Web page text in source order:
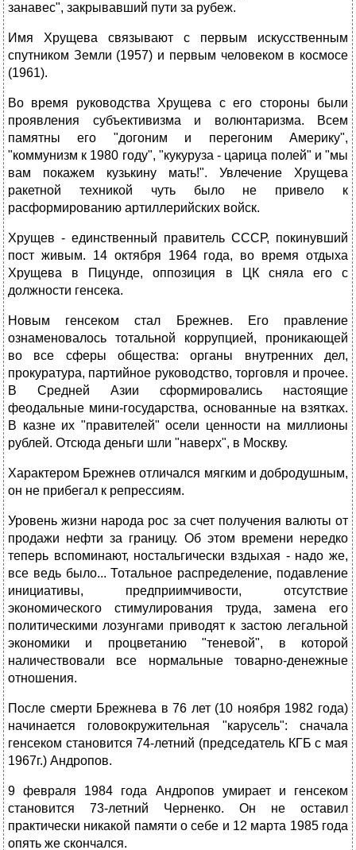
занавес", закрывавший пути за рубеж.
Имя Хрущева связывают с первым искусственным
спутником Земли (1957) и первым человеком в космосе
(1961).
Во время руководства Хрущева с его стороны были
проявления субъективизма и волюнтаризма. Всем
памятны его "догоним и перегоним Америку",
"коммунизм к 1980 году", "кукуруза - царица полей" и "мы
вам покажем кузькину мать!". Увлечение Хрущева
ракетной техникой чуть было не привело к
расформированию артиллерийских войск.
Хрущев - единственный правитель СССР, покинувший
пост живым. 14 октября 1964 года, во время отдыха
Хрущева в Пицунде, оппозиция в ЦК сняла его с
должности генсека.
Новым генсеком стал Брежнев. Его правление
ознаменовалось тотальной коррупцией, проникающей
во все сферы общества: органы внутренних дел,
прокуратура, партийное руководство, торговля и прочее.
В Средней Азии сформировались настоящие
феодальные мини-государства, основанные на взятках.
В казне их "правителей" осели ценности на миллионы
рублей. Отсюда деньги шли "наверх", в Москву.
Характером Брежнев отличался мягким и добродушным,
он не прибегал к репрессиям.
Уровень жизни народа рос за счет получения валюты от
продажи нефти за границу. Об этом времени нередко
теперь вспоминают, ностальгически вздыхая - надо же,
все ведь было... Тотальное распределение, подавление
инициативы, предприимчивости, отсутствие
экономического стимулирования труда, замена его
политическими лозунгами приводят к застою легальной
экономики и процветанию "теневой", в которой
наличествовали все нормальные товарно-денежные
отношения.
После смерти Брежнева в 76 лет (10 ноября 1982 года)
начинается головокружительная "карусель": сначала
генсеком становится 74-летний (председатель КГБ с мая
1967г.) Андропов.
9 февраля 1984 года Андропов умирает и генсеком
становится 73-летний Черненко. Он не оставил
практически никакой памяти о себе и 12 марта 1985 года
опять же скончался.